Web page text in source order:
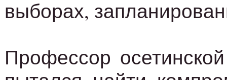
выборах,
Профессор